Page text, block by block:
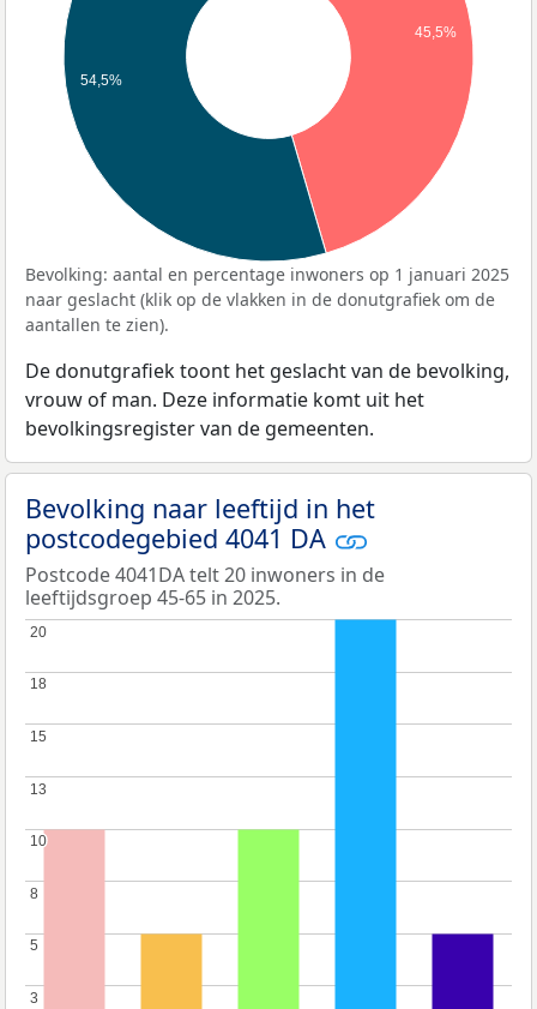
45,5%
54,5%
Bevolking: aantal en percentage inwoners op 1 januari 2025
naar geslacht (klik op de vlakken in de donutgrafiek om de
aantallen te zien).
De donutgrafiek toont het geslacht van de bevolking,
vrouw of man. Deze informatie komt uit het
bevolkingsregister van de gemeenten.
Bevolking naar leeftijd in het
postcodegebied 4041 DA
Postcode 4041DA telt 20 inwoners in de
leeftijdsgroep 45-65 in 2025.
3
3
5
5
8
8
10
10
13
13
15
15
18
18
20
20